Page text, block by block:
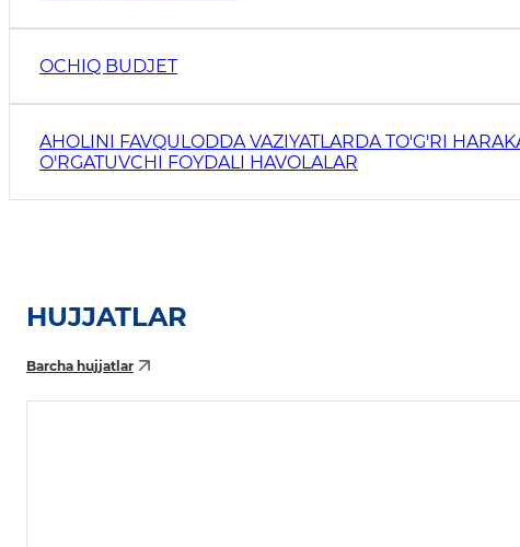
OCHIQ BUDJET
AHOLINI FAVQULODDA VAZIYATLARDA TO'G'RI
O'RGATUVCHI FOYDALI HAVOLALAR
HUJJATLAR
Barcha hujjatlar